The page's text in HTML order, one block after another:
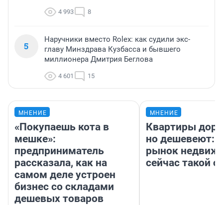
4 993 8
5
Наручники вместо Rolex: как судили экс-
главу Минздрава Кузбасса и бывшего
миллионера Дмитрия Беглова
4 601 15
МНЕНИЕ
«Покупаешь кота в
мешке»:
предприниматель
рассказала, как на
самом деле устроен
бизнес со складами
дешевых товаров
МНЕНИЕ
Квартиры
но дешевеют:
рынок
сейчас такой